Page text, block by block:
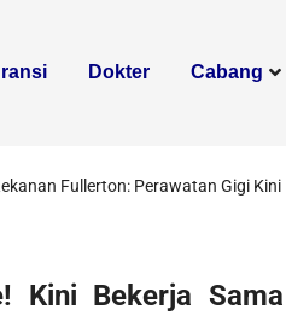
Dokter Cabang
Fullerton: Perawatan Gigi
Kini Bekerja